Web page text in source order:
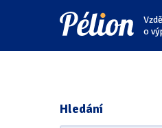
Přejít
na
štítky
Přejít
na
kategorie
Přejít
na
obsah
o
Hledání